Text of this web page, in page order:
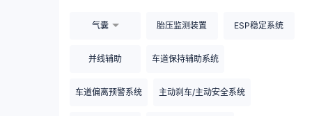
气囊 胎压监测装置 ESP稳定系统
并线辅助 车道保持辅助系统
车道偏离预警系统 主动刹车/主动安全系统